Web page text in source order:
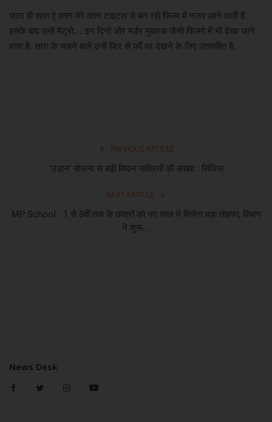
जल्द ही सारा ऐ वतन मेरे वतन टाइटल से बन रही फिल्म में नजर आने वाली हैं.
इसके बाद उन्हें मेट्रो… इन दिनों और मर्डर मुबारक जैसी फिल्मो में भी देखा जाने
वाला है. सारा के चाहने वाले उन्हें फिर से पर्दे पर देखने के लिए उत्साहित है.
PREVIOUS ARTICLE
‘उड़ान’ योजना से बढ़ी विमान यात्रियों की संख्या : सिंधिया
NEXT ARTICLE
MP School : 1 से 8वीं तक के छात्रों को नए साल में मिलेगा बड़ा तोहफा, विभाग
ने शुरू...
News Desk